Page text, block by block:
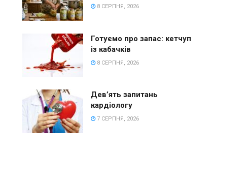
8 СЕРПНЯ, 2026
Готуємо про запас: кетчуп
із кабачків
8 СЕРПНЯ, 2026
Дев’ять запитань
кардіологу
7 СЕРПНЯ, 2026